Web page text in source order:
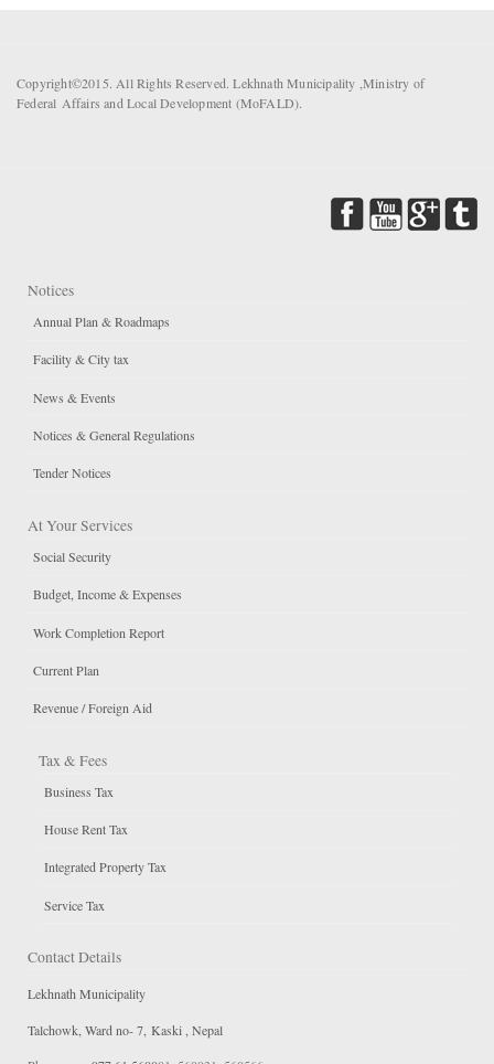
Copyright©2015. All Rights Reserved. Lekhnath Municipality ,Ministry of
Federal Affairs and Local Development (MoFALD).
Notices
Annual Plan & Roadmaps
Facility & City tax
News & Events
Notices & General Regulations
Tender Notices
At Your Services
Social Security
Budget, Income & Expenses
Work Completion Report
Current Plan
Revenue / Foreign Aid
Tax & Fees
Business Tax
House Rent Tax
Integrated Property Tax
Service Tax
Contact Details
Lekhnath Municipality
Talchowk, Ward no- 7, Kaski , Nepal